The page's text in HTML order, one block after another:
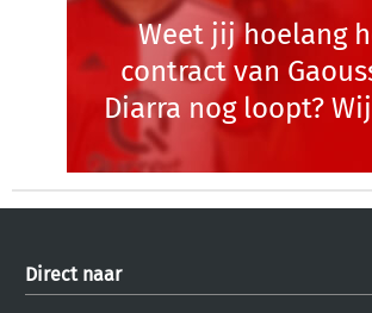
Weet jij hoelang
contract van
Diarra nog loopt?
Direct naar